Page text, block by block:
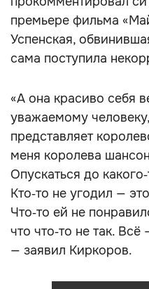
премьере фильма
Успенская,
сама поступила
«А она красиво себя
уважаемому
представляет
меня королева
Опускаться до
Кто‑то не угодил —
Что‑то ей не
что что‑то не так. Всё
— заявил Киркоров.